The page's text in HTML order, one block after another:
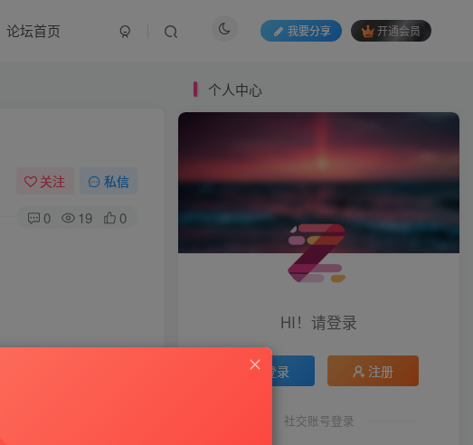
论坛首页 我要分享 开通会员
关注 私信
0 19 0
个人中心
HI！请登录
登录 注册
社交账号登录